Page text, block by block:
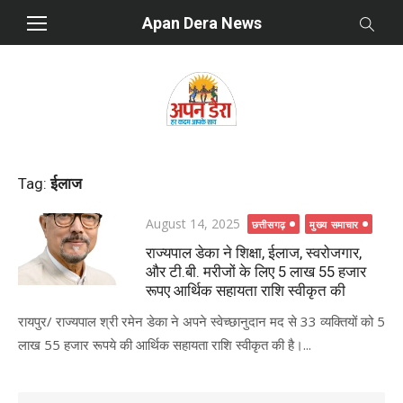
Apan Dera News
Tag:ईलाज
Posted
on
August 14, 2025 छत्तीसगढ़ मुख्य समाचार
राज्यपाल डेका ने शिक्षा, ईलाज, स्वरोजगार,
और टी.बी. मरीजों के लिए 5 लाख 55 हजार
रूपए आर्थिक सहायता राशि स्वीकृत की
रायपुर/ राज्यपाल श्री रमेन डेका ने अपने स्वेच्छानुदान मद से 33 व्यक्तियों को 5
लाख 55 हजार रूपये की आर्थिक सहायता राशि स्वीकृत की है।...